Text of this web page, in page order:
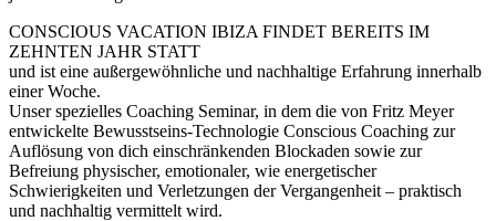
CONSCIOUS VACATION IBIZA FINDET BEREITS IM
ZEHNTEN JAHR STATT
und ist eine außergewöhnliche und nachhaltige Erfahrung innerhalb
einer Woche.
Unser spezielles Coaching Seminar, in dem die von Fritz Meyer
entwickelte Bewusstseins-Technologie Conscious Coaching zur
Auflösung von dich einschränkenden Blockaden sowie zur
Befreiung physischer, emotionaler, wie energetischer
Schwierigkeiten und Verletzungen der Vergangenheit – praktisch
und nachhaltig vermittelt wird.